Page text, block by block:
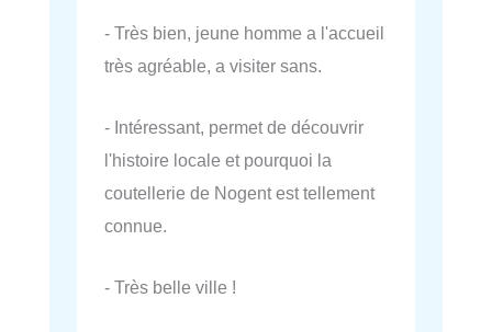
- Très bien, jeune homme a l'accueil
très agréable, a visiter sans.
- Intéressant, permet de découvrir
l'histoire locale et pourquoi la
coutellerie de Nogent est tellement
connue.
- Très belle ville !